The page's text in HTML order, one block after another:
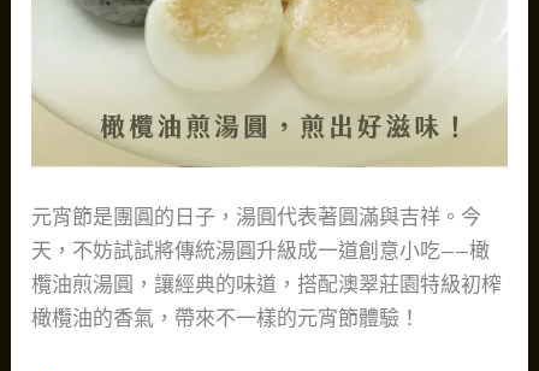
元宵節是團圓的日子，湯圓代表著圓滿與吉祥。今
天，不妨試試將傳統湯圓升級成一道創意小吃——橄
欖油煎湯圓，讓經典的味道，搭配澳翠莊園特級初榨
橄欖油的香氣，帶來不一樣的元宵節體驗！